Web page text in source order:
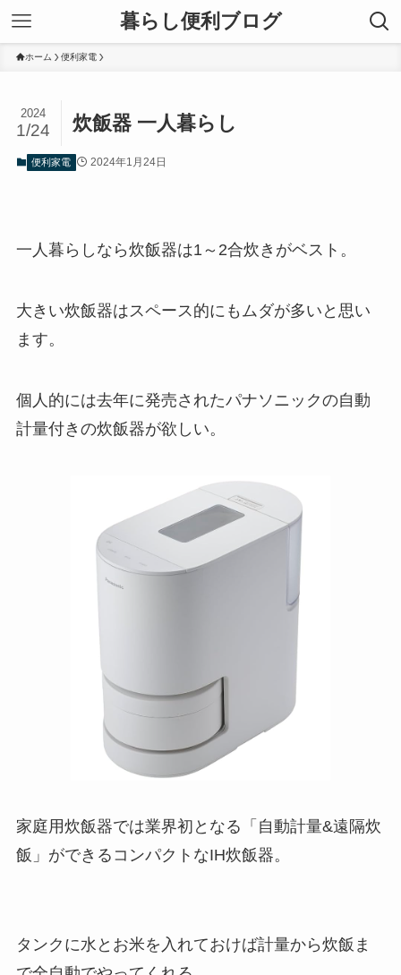
暮らし便利ブログ
ホーム 便利家電
炊飯器 一人暮らし
2024
1/24
便利家電 2024年1月24日
一人暮らしなら炊飯器は1～2合炊きがベスト。
大きい炊飯器はスペース的にもムダが多いと思い
ます。
個人的には去年に発売されたパナソニックの自動
計量付きの炊飯器が欲しい。
家庭用炊飯器では業界初となる「自動計量&遠隔炊
飯」ができるコンパクトなIH炊飯器。
タンクに水とお米を入れておけば計量から炊飯ま